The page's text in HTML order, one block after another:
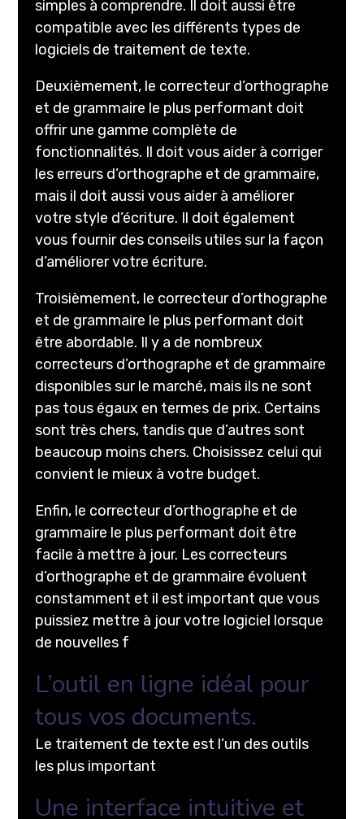
simples à comprendre. Il doit aussi être
compatible avec les différents types de
logiciels de traitement de texte.
Deuxièmement, le correcteur d’orthographe
et de grammaire le plus performant doit
offrir une gamme complète de
fonctionnalités. Il doit vous aider à corriger
les erreurs d’orthographe et de grammaire,
mais il doit aussi vous aider à améliorer
votre style d’écriture. Il doit également
vous fournir des conseils utiles sur la façon
d’améliorer votre écriture.
Troisièmement, le correcteur d’orthographe
et de grammaire le plus performant doit
être abordable. Il y a de nombreux
correcteurs d’orthographe et de grammaire
disponibles sur le marché, mais ils ne sont
pas tous égaux en termes de prix. Certains
sont très chers, tandis que d’autres sont
beaucoup moins chers. Choisissez celui qui
convient le mieux à votre budget.
Enfin, le correcteur d’orthographe et de
grammaire le plus performant doit être
facile à mettre à jour. Les correcteurs
d’orthographe et de grammaire évoluent
constamment et il est important que vous
puissiez mettre à jour votre logiciel lorsque
de nouvelles f
L’outil en ligne idéal pour
tous vos documents.
Le traitement de texte est l’un des outils
les plus important
Une interface intuitive et